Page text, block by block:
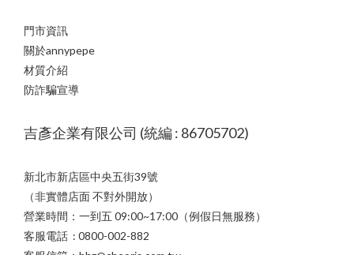
門市資訊
關於annypepe
材質介紹
防詐騙宣導
吉彥企業有限公司 (統編 : 86705702)
新北市新店區中央五街39號
（非實體店面 不對外開放）
營業時間：一到五 09:00~17:00（例假日無服務）
客服電話 : 0800-002-882